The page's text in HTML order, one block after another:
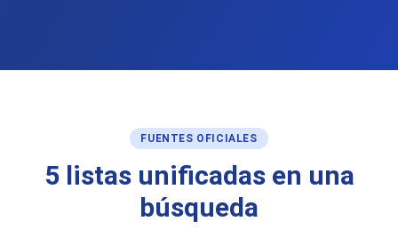
FUENTES OFICIALES
5 listas unificadas en una
búsqueda